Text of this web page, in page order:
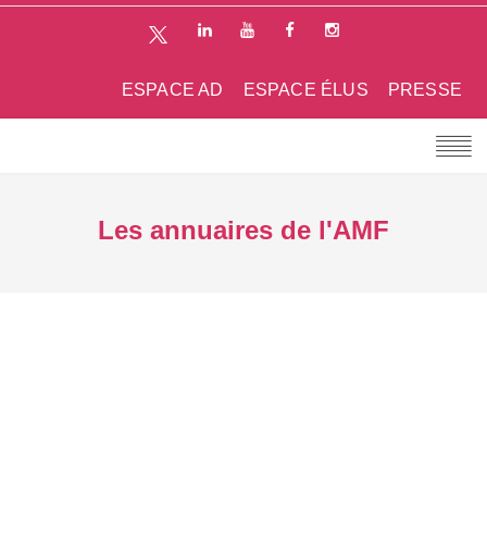
PRESSE
ESPACE ÉLUS
ESPACE AD
Les annuaires de l'AMF